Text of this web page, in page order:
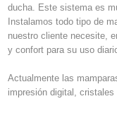
ducha. Este sistema es
Instalamos todo tipo de
nuestro cliente necesite,
y confort para su uso
Actualmente las
impresión digital,